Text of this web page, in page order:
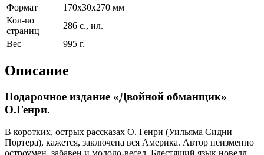
Формат
170х30х270 мм
Кол-во
страниц
286 с., ил.
Вес
995 г.
Описание
Подарочное издание «Двойной обманщик»
О.Генри.
В коротких, острых рассказах О. Генри (Уильяма Сидни
Портера), кажется, заключена вся Америка. Автор неизменно